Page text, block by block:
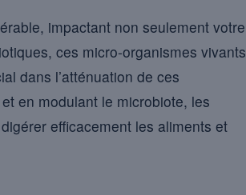
impactant non seulement votre
ces micro-organismes vivants
dans l’atténuation de ces
en modulant le microbiote, les
efficacement les aliments et